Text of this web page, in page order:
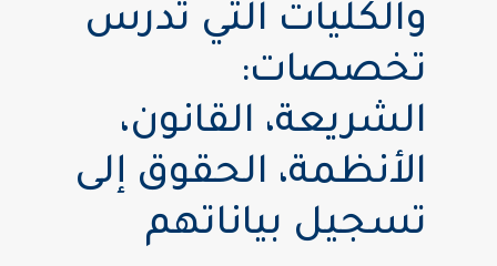
والكليات التي تدرس
تخصصات:
الشريعة، القانون،
الأنظمة، الحقوق إلى
تسجيل بياناتهم